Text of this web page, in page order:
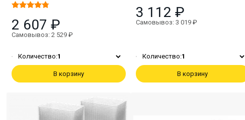
2 607 ₽
Самовывоз: 2 529 ₽
Количество:1
В корзину
3 112 ₽
Самовывоз: 3 019 ₽
Количество:1
В корзину